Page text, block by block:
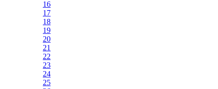
16
17
18
19
20
21
22
23
24
25